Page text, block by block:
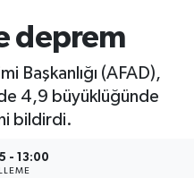
deprem
Başkanlığı (AFAD),
4,9 büyüklüğünde
bildirdi.
- 13:00